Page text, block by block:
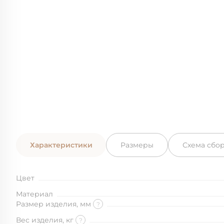
Характеристики Размеры Схема
Цвет
Материал
Размер изделия, мм
?
Вес изделия, кг ?